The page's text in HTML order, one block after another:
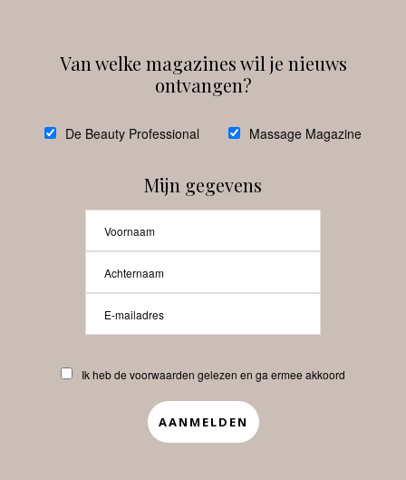
debeautyprofessional
Beauty-Pro.nl
Abonneren Contact
APP
Van welke magazines wil je nieuws
ontvangen?
De Beauty Professional Massage Magazine
Mijn gegevens
Ik heb de voorwaarden gelezen en ga ermee akkoord